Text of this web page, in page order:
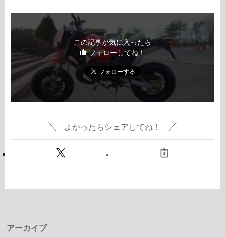
この記事が気に入ったら
フォローしてね！
よかったらシェアしてね！
アーカイブ